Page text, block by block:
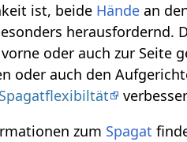
ist, beide Hände an
herausfordernd.
oder auch zur Seite
oder auch den
Spagatflexibiltät
zum Spagat